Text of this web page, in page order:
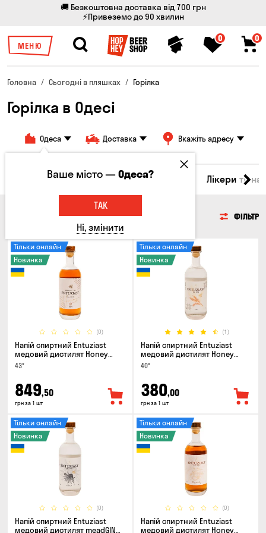
🚚 Безкоштовна доставка від 700 грн
⚡Привеземо до 90 хвилин
МЕНЮ
0 0
Головна Сьогодні в пляшках Горілка
Горілка в Одесі
Одеса Доставка Вкажіть адресу
Віскі Коктейлі Горілка Лікери та
ГОРІЛКА ФІЛЬТР
(0)
Тільки онлайн
Новинка
Напій спиртний Entuziast
медовий дистилят Honey
Spirit Aged 0.5л
43°
849,50
грн за 1 шт
(1)
Тільки онлайн
Новинка
Напій спиртний Entuziast
медовий дистилят Honey
Spirit Pure 0.5л
40°
380,00
грн за 1 шт
(0)
Тільки онлайн
Новинка
Напій спиртний Entuziast
медовий дистилят meadGIN
(0)
Тільки онлайн
Новинка
Напій спиртний Entuziast
медовий дистилят Honey
Ваше місто —Одеса?
ТАК
Ні, змінити